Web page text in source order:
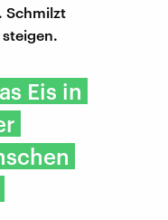
Schmilzt
Eis in